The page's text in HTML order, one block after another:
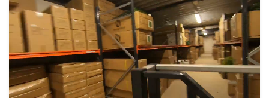
elegante: La tonalità verde fresca e il...
Per saperne di più
Diametro 20 cm
Colore Verde
Materiale Plastica di alta qualità e seta artificiale
Caratteristiche Vero tocco
Nome
Indirizzo email
Product